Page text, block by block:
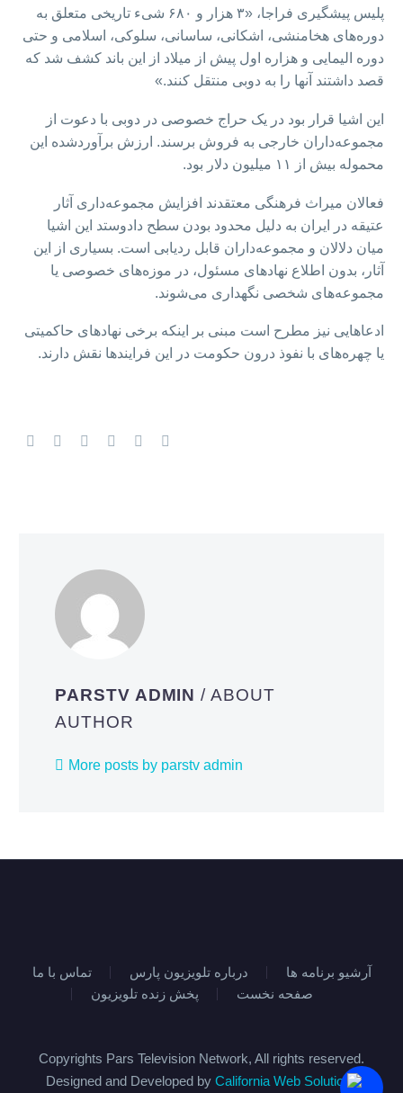
پلیس پیشگیری فراجا، «۳ هزار و ۶۸۰ شیء تاریخی متعلق به
دوره‌های هخامنشی، اشکانی، ساسانی، سلوکی، اسلامی و حتی
دوره الیمایی و هزاره اول پیش از میلاد از این باند کشف شد که
قصد داشتند آنها را به دوبی منتقل کنند.»
این اشیا قرار بود در یک حراج خصوصی در دوبی با دعوت از
مجموعه‌داران خارجی به فروش برسند. ارزش برآوردشده این
محموله بیش از ۱۱ میلیون دلار بود.
فعالان میراث فرهنگی معتقدند افزایش مجموعه‌داری آثار
عتیقه در ایران به دلیل محدود بودن سطح دادوستد این اشیا
میان دلالان و مجموعه‌داران قابل ردیابی است. بسیاری از این
آثار، بدون اطلاع نهادهای مسئول، در موزه‌های خصوصی یا
مجموعه‌های شخصی نگهداری می‌شوند.
ادعاهایی نیز مطرح است مبنی بر اینکه برخی نهادهای حاکمیتی
یا چهره‌های با نفوذ درون حکومت در این فرایندها نقش دارند.
PARSTV ADMIN/ ABOUT
AUTHOR
More posts by parstv admin
تماس با ما درباره تلویزیون پارس
آرشیو برنامه ها
پخش زنده تلویزیون
صفحه نخست
Copyrights Pars Television Network, All rights reserved.
Designed and Developed by California Web Solutions